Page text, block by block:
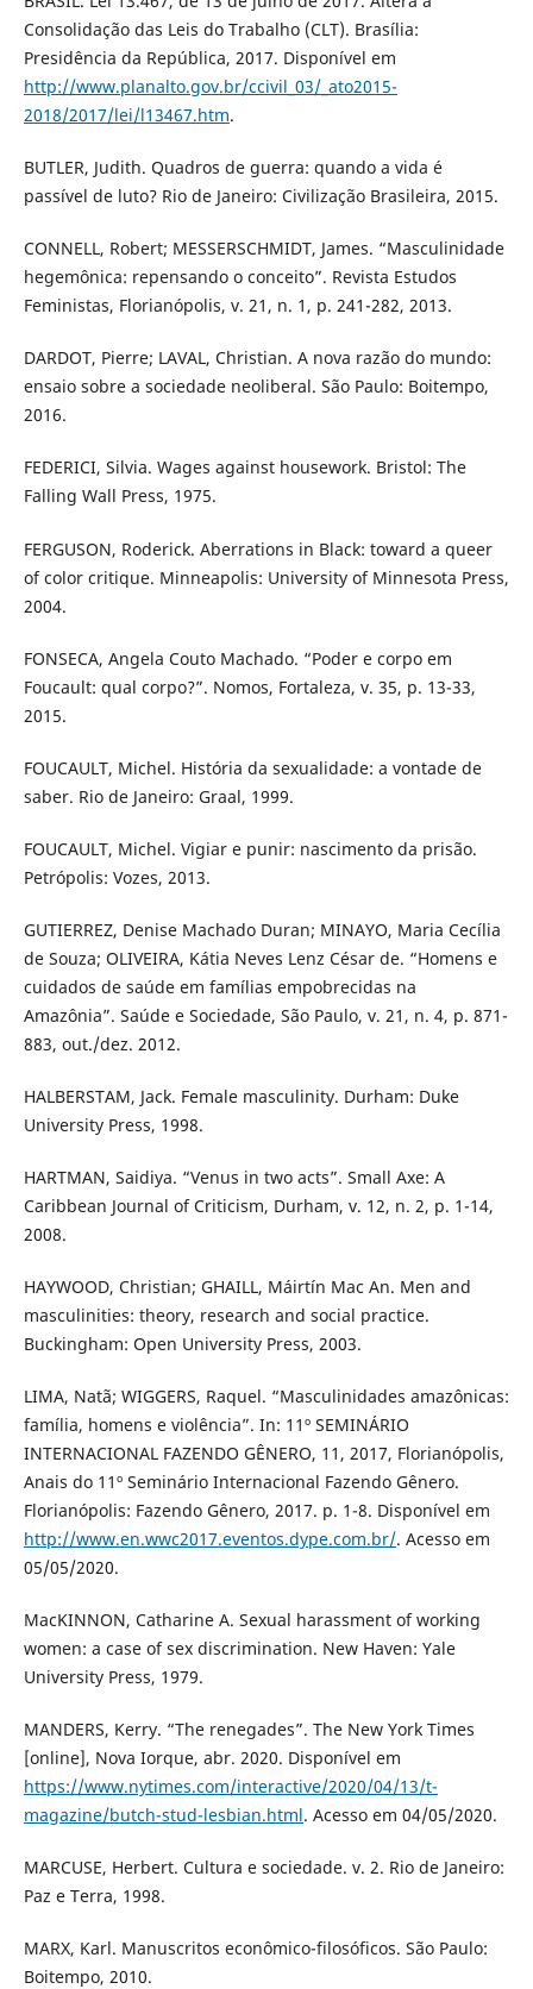
Consolidação das Leis do Trabalho (CLT). Brasília:
Presidência da República, 2017. Disponível em
http://www.planalto.gov.br/ccivil_03/_ato2015-
2018/2017/lei/l13467.htm.
BUTLER, Judith. Quadros de guerra: quando a vida é
passível de luto? Rio de Janeiro: Civilização Brasileira, 2015.
CONNELL, Robert; MESSERSCHMIDT, James. “Masculinidade
hegemônica: repensando o conceito”. Revista Estudos
Feministas, Florianópolis, v. 21, n. 1, p. 241-282, 2013.
DARDOT, Pierre; LAVAL, Christian. A nova razão do mundo:
ensaio sobre a sociedade neoliberal. São Paulo: Boitempo,
2016.
FEDERICI, Silvia. Wages against housework. Bristol: The
Falling Wall Press, 1975.
FERGUSON, Roderick. Aberrations in Black: toward a queer
of color critique. Minneapolis: University of Minnesota Press,
2004.
FONSECA, Angela Couto Machado. “Poder e corpo em
Foucault: qual corpo?”. Nomos, Fortaleza, v. 35, p. 13-33,
2015.
FOUCAULT, Michel. História da sexualidade: a vontade de
saber. Rio de Janeiro: Graal, 1999.
FOUCAULT, Michel. Vigiar e punir: nascimento da prisão.
Petrópolis: Vozes, 2013.
GUTIERREZ, Denise Machado Duran; MINAYO, Maria Cecília
de Souza; OLIVEIRA, Kátia Neves Lenz César de. “Homens e
cuidados de saúde em famílias empobrecidas na
Amazônia”. Saúde e Sociedade, São Paulo, v. 21, n. 4, p. 871-
883, out./dez. 2012.
HALBERSTAM, Jack. Female masculinity. Durham: Duke
University Press, 1998.
HARTMAN, Saidiya. “Venus in two acts”. Small Axe: A
Caribbean Journal of Criticism, Durham, v. 12, n. 2, p. 1-14,
2008.
HAYWOOD, Christian; GHAILL, Máirtín Mac An. Men and
masculinities: theory, research and social practice.
Buckingham: Open University Press, 2003.
LIMA, Natã; WIGGERS, Raquel. “Masculinidades amazônicas:
família, homens e violência”. In: 11º SEMINÁRIO
INTERNACIONAL FAZENDO GÊNERO, 11, 2017, Florianópolis,
Anais do 11º Seminário Internacional Fazendo Gênero.
Florianópolis: Fazendo Gênero, 2017. p. 1-8. Disponível em
http://www.en.wwc2017.eventos.dype.com.br/. Acesso em
05/05/2020.
MacKINNON, Catharine A. Sexual harassment of working
women: a case of sex discrimination. New Haven: Yale
University Press, 1979.
MANDERS, Kerry. “The renegades”. The New York Times
[online], Nova Iorque, abr. 2020. Disponível em
https://www.nytimes.com/interactive/2020/04/13/t-
magazine/butch-stud-lesbian.html. Acesso em 04/05/2020.
MARCUSE, Herbert. Cultura e sociedade. v. 2. Rio de Janeiro:
Paz e Terra, 1998.
MARX, Karl. Manuscritos econômico-filosóficos. São Paulo:
Boitempo, 2010.